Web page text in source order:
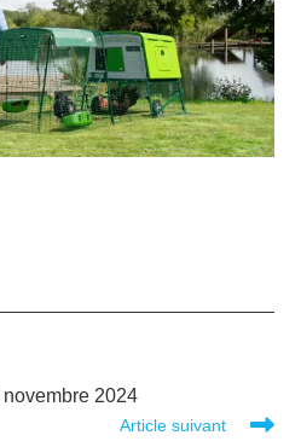
2024
Article suivant